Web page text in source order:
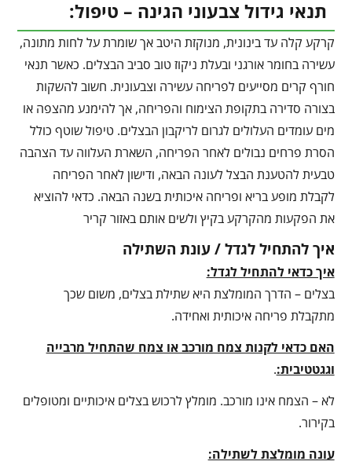
תנאי גידול צבעוני הגינה – טיפול:
קרקע קלה עד בינונית, מנוקזת היטב אך שומרת על לחות מתונה,
עשירה בחומר אורגני ובעלת ניקוז טוב סביב הבצלים. כאשר תנאי
חורף קרים מסייעים לפריחה עשירה וצבעונית. חשוב להשקות
בצורה סדירה בתקופת הצימוח והפריחה, אך להימנע מהצפה או
מים עומדים העלולים לגרום לריקבון הבצלים. טיפול שוטף כולל
הסרת פרחים נבולים לאחר הפריחה, השארת העלווה עד הצהבה
טבעית להטענת הבצל לעונה הבאה, ודישון לאחר הפריחה
לקבלת מופע בריא ופריחה איכותית בשנה הבאה. כדאי להוציא
את הפקעות מהקרקע בקיץ ולשים אותם באזור קריר
איך להתחיל לגדל / עונת השתילה
איך כדאי להתחיל לגדל:
בצלים – הדרך המומלצת היא שתילת בצלים, משום שכך
מתקבלת פריחה איכותית ואחידה.
האם כדאי לקנות צמח מורכב או צמח שהתחיל מרבייה
וגגטטיבית:.
לא – הצמח אינו מורכב. מומלץ לרכוש בצלים איכותיים ומטופלים
בקירור.
עונה מומלצת לשתילה: